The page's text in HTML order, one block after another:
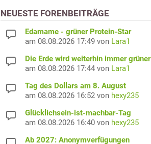
NEUESTE FORENBEITRÄGE
Edamame - grüner Protein-Star
am 08.08.2026 17:49 von Lara1
Die Erde wird weiterhin immer grüner
am 08.08.2026 17:44 von Lara1
Tag des Dollars am 8. August
am 08.08.2026 16:52 von hexy235
Glücklichsein-ist-machbar-Tag
am 08.08.2026 16:40 von hexy235
Ab 2027: Anonymverfügungen